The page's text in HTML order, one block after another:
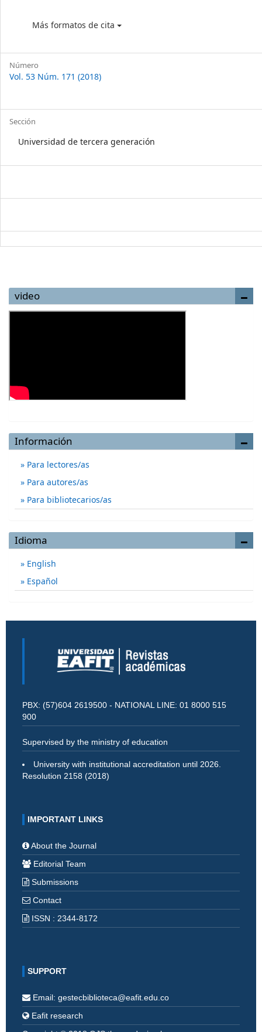
Más formatos de cita
Número
Vol. 53 Núm. 171 (2018)
Sección
Universidad de tercera generación
video
Información
Para lectores/as
Para autores/as
Para bibliotecarios/as
Idioma
English
Español
PBX: (57)604 2619500 - NATIONAL LINE: 01 8000 515
900
Supervised by the ministry of education
University with institutional accreditation until 2026.
Resolution 2158 (2018)
IMPORTANT LINKS
About the Journal
Editorial Team
Submissions
Contact
ISSN : 2344-8172
SUPPORT
Email: gestecbiblioteca@eafit.edu.co
Eafit research